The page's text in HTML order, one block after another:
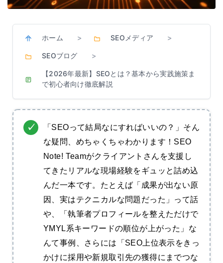
ホーム > SEOメディア >
SEOブログ >
【2026年最新】SEOとは？基本から実践施策ま
で初心者向け徹底解説
「SEOって結局なにすればいいの？」そん
な疑問、めちゃくちゃわかります！SEO
Note! Teamがクライアントさんを支援し
てきたリアルな現場経験をギュッと詰め込
んだ一本です。たとえば「成果が出ない原
因、実はテクニカルな問題だった」って話
や、「執筆者プロフィールを整えただけで
YMYL系キーワードの順位が上がった」な
んて事例、さらには「SEO上位表示をきっ
かけに採用や新規取引先の獲得にまでつな